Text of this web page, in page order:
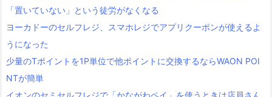
「置いていない」という徒労がなくなる
ヨーカドーのセルフレジ、スマホレジでアプリクーポンが使えるよ
うになった
少量のTポイントを1P単位で他ポイントに交換するならWAON POI
NTが簡単
イオンのセミセルフレジで「かながわペイ」を使うときは店員さん